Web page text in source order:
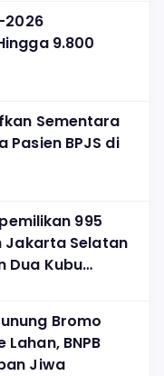
2026
9.800
Sementara
Pasien BPJS di
995
Jakarta Selatan
Dua Kubu
Bromo
BNPB
Jiwa